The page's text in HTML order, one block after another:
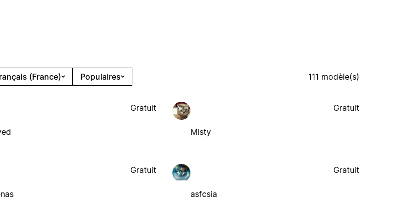
(France) Populaires 111 modèle(s)
Gratuit
Misty
Gratuit
Gratuit
asfcsia
Gratuit